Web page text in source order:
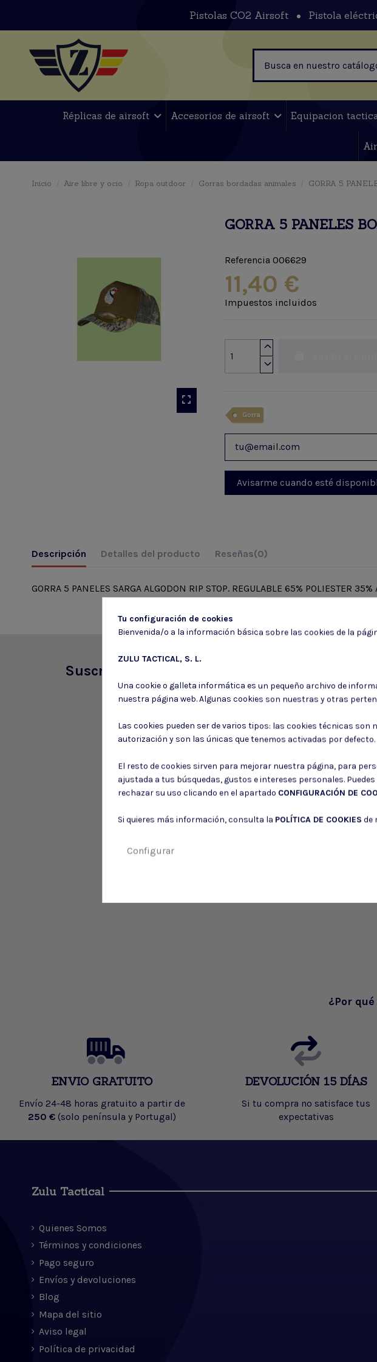
Pistolas CO2 Airsoft Pistola
Réplicas de airsoft Accesorios de airsoft Equipacion
Inicio Aire libre y ocio Ropa outdoor Gorras bordadas animales GORRA 5
GORRA 5 PANELES
Referencia 006629
11,40 €
Impuestos incluidos
Gorra
Descripción Detalles del producto Reseñas(0)
GORRA 5 PANELES SARGA ALGODON RIP STOP. REGULABLE 65% POLIESTER 35%
Suscríbete a nuestro boletín
Puede darse de baja en
Consiento el uso de mis
Consiento el uso de mis
¿Por
ENVIO GRATUITO
Envío 24-48 horas gratuito a partir de
250 € (solo península y Portugal)
DEVOLUCIÓN 15 DÍAS
Si tu compra no satisface tus
expectativas
Zulu Tactical
Quienes Somos
Términos y condiciones
Pago seguro
Envíos y devoluciones
Blog
Mapa del sitio
Aviso legal
Política de privacidad
Tu configuración de cookies
Bienvenida/o a la información básica sobre las cookies de la
ZULU TACTICAL, S. L.
Una cookie o galleta informática es un pequeño archivo de
nuestra página web. Algunas cookies son nuestras y otras
Las cookies pueden ser de varios tipos: las cookies técnicas
autorización y son las únicas que tenemos activadas por defecto.
El resto de cookies sirven para mejorar nuestra página, para
ajustada a tus búsquedas, gustos e intereses personales.
rechazar su uso clicando en el apartado CONFIGURACIÓN DE
Si quieres más información, consulta la POLÍTICA DE COOKIES de
Configurar